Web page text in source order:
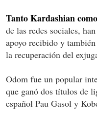
Tanto Kardashian
de las redes sociales,
apoyo recibido y
la recuperación del
Odom fue un popular
que ganó dos títulos de
español Pau Gasol y